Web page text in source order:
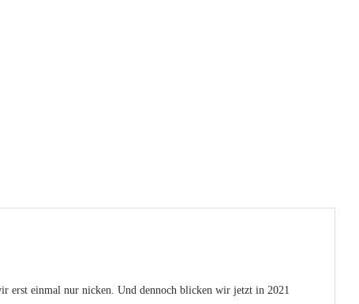
erst einmal nur nicken. Und dennoch blicken wir jetzt in 2021